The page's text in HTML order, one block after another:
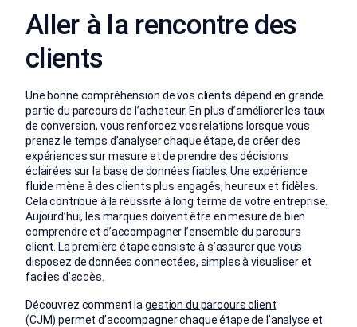
Aller à la rencontre des
clients
Une bonne compréhension de vos clients dépend en grande
partie du parcours de l’acheteur. En plus d’améliorer les taux
de conversion, vous renforcez vos relations lorsque vous
prenez le temps d’analyser chaque étape, de créer des
expériences sur mesure et de prendre des décisions
éclairées sur la base de données fiables. Une expérience
fluide mène à des clients plus engagés, heureux et fidèles.
Cela contribue à la réussite à long terme de votre entreprise.
Aujourd’hui, les marques doivent être en mesure de bien
comprendre et d’accompagner l’ensemble du parcours
client. La première étape consiste à s’assurer que vous
disposez de données connectées, simples à visualiser et
faciles d’accès.
Découvrez comment lagestion du parcours client
(CJM) permet d’accompagner chaque étape de l’analyse et